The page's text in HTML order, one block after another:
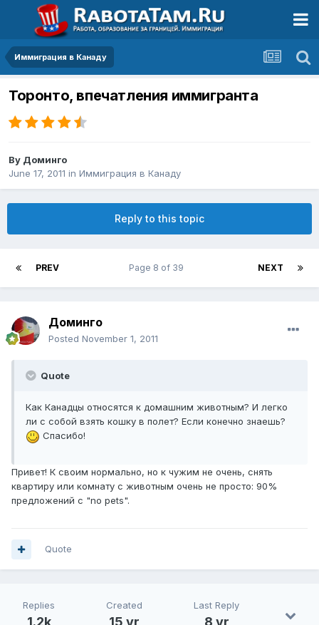
Иммиграция в Канаду
Торонто, впечатления иммигранта
By Доминго
June 17, 2011 in Иммиграция в Канаду
Reply to this topic
PREV NEXT
Page 8 of 39
Доминго
Posted November 1, 2011
Quote
Как Канадцы относятся к домашним животным? И легко
ли с собой взять кошку в полет? Если конечно знаешь?
Спасибо!
Привет! К своим нормально, но к чужим не очень, снять
квартиру или комнату с животным очень не просто: 90%
предложений с "no pets".
Quote
Replies Created Last Reply